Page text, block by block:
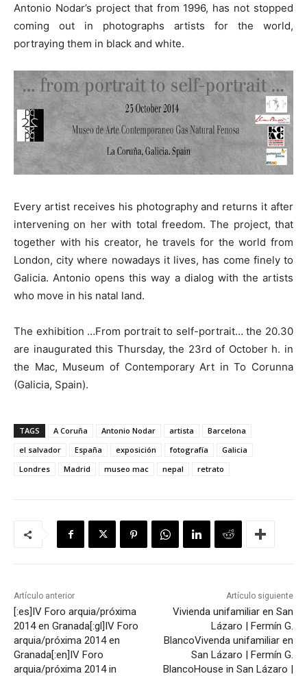
Antonio Nodar’s project that from 1996, has not stopped
coming out in photographs artists for the world,
portraying them in black and white.
Every artist receives his photography and returns it after
intervening on her with total freedom. The project, that
together with his creator, he travels for the world from
London, city where nowadays it lives, has come finely to
Galicia. Antonio opens this way a dialog with the artists
who move in his natal land.
The exhibition …From portrait to self-portrait… the 20.30
are inaugurated this Thursday, the 23rd of October h. in
the Mac, Museum of Contemporary Art in To Corunna
(Galicia, Spain).
TAGS A Coruña Antonio Nodar artista
Barcelona
el salvador
España exposición fotografía
Galicia
Londres
Madrid museo mac nepal retrato
Artículo anterior
[:es]IV Foro arquia/próxima
2014 en Granada[:gl]IV Foro
arquia/próxima 2014 en
Granada[:en]IV Foro
arquia/próxima 2014 in
Artículo siguiente
Vivienda unifamiliar en San
Lázaro | Fermín G.
BlancoVivenda unifamiliar en
San Lázaro | Fermín G.
BlancoHouse in San Lázaro |